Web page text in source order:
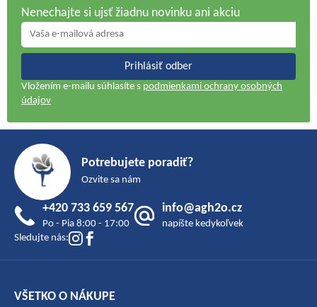
Nenechajte si ujsť žiadnu novinku ani akciu
Prihlásiť odber
Vložením e-mailu súhlasíte s podmienkami ochrany osobných
údajov
Potrebujete poradiť?
Ozvite sa nám
+420 733 659 567
Po - Pia 8:00 - 17:00
info@agh2o.cz
napíšte kedykoľvek
Sledujte nás:
VŠETKO O NÁKUPE